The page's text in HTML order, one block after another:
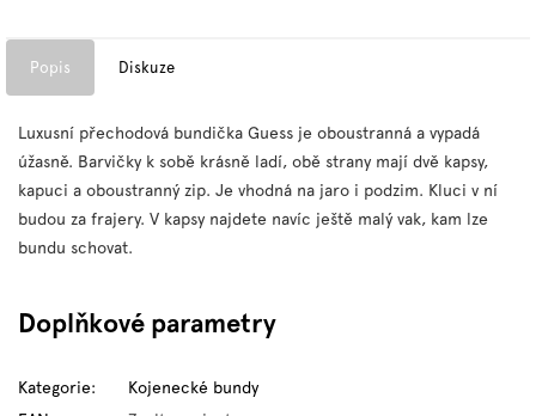
Popis Diskuze
Luxusní přechodová bundička Guess je oboustranná a vypadá
úžasně. Barvičky k sobě krásně ladí, obě strany mají dvě kapsy,
kapuci a oboustranný zip. Je vhodná na jaro i podzim. Kluci v ní
budou za frajery. V kapsy najdete navíc ještě malý vak, kam lze
bundu schovat.
Doplňkové parametry
Kategorie:
Kojenecké bundy